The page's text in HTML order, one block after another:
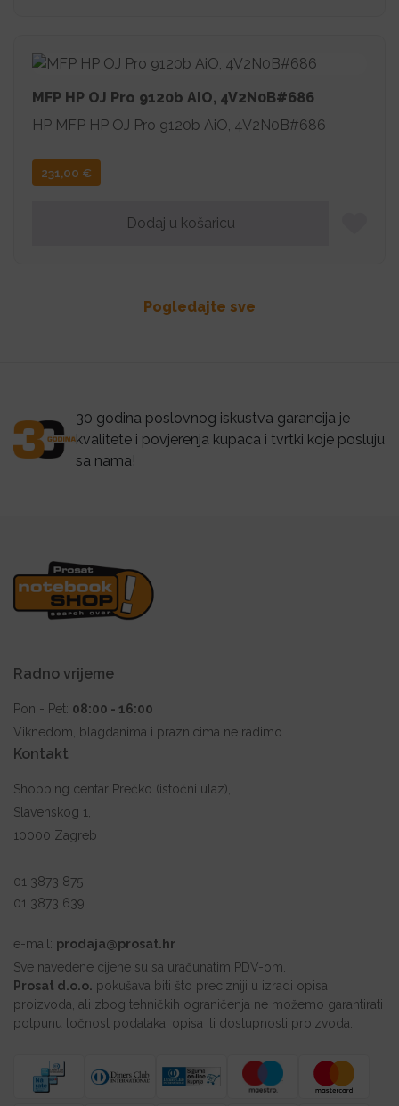
MFP HP OJ Pro 9120b AiO, 4V2N0B#686
HP MFP HP OJ Pro 9120b AiO, 4V2N0B#686
231,00 €
Dodaj u košaricu
Pogledajte sve
30 godina poslovnog iskustva garancija je
kvalitete i povjerenja kupaca i tvrtki koje posluju
sa nama!
Radno vrijeme
Pon - Pet: 08:00 - 16:00
Viknedom, blagdanima i praznicima ne radimo.
Kontakt
Shopping centar Prečko (istočni ulaz),
Slavenskog 1,
10000 Zagreb
01 3873 875
01 3873 639
e-mail: prodaja@prosat.hr
Sve navedene cijene su sa uračunatim PDV-om.
Prosat d.o.o. pokušava biti što precizniji u izradi opisa
proizvoda, ali zbog tehničkih ograničenja ne možemo garantirati
potpunu točnost podataka, opisa ili dostupnosti proizvoda.